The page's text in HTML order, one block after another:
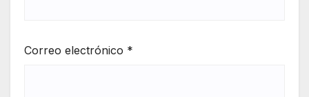
Correo electrónico *